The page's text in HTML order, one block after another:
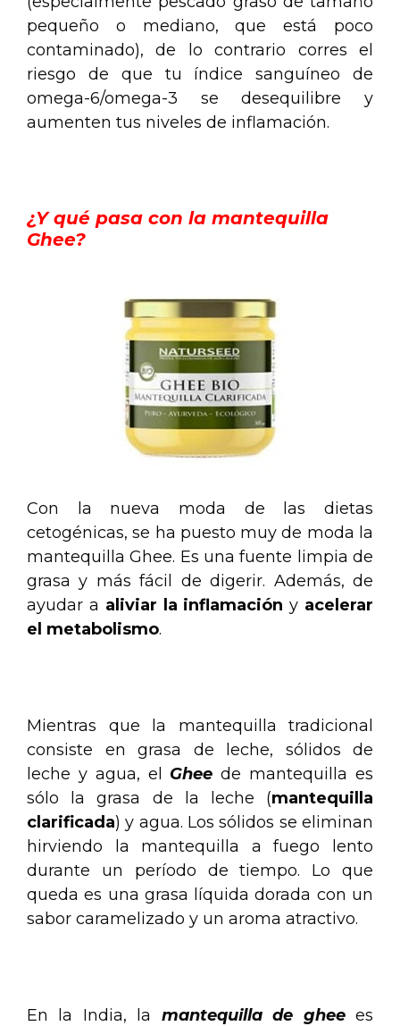
pequeño o mediano, que está poco
contaminado), de lo contrario corres el
riesgo de que tu índice sanguíneo de
omega-6/omega-3 se desequilibre y
aumenten tus niveles de inflamación.
¿Y qué pasa con la mantequilla
Ghee?
Con la nueva moda de las dietas
cetogénicas, se ha puesto muy de moda la
mantequilla Ghee. Es una fuente limpia de
grasa y más fácil de digerir. Además, de
ayudar a aliviar la inflamación y acelerar
el metabolismo.
Mientras que la mantequilla tradicional
consiste en grasa de leche, sólidos de
leche y agua, el Ghee de mantequilla es
sólo la grasa de la leche (mantequilla
clarificada) y agua. Los sólidos se eliminan
hirviendo la mantequilla a fuego lento
durante un período de tiempo. Lo que
queda es una grasa líquida dorada con un
sabor caramelizado y un aroma atractivo.
En la India, la mantequilla de gheees